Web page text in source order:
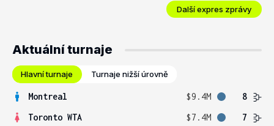
Další expres zprávy
Aktuální turnaje
Hlavní turnaje Turnaje nižší úrovně
Montreal $9.4M
8
Toronto WTA
$7.4M 7